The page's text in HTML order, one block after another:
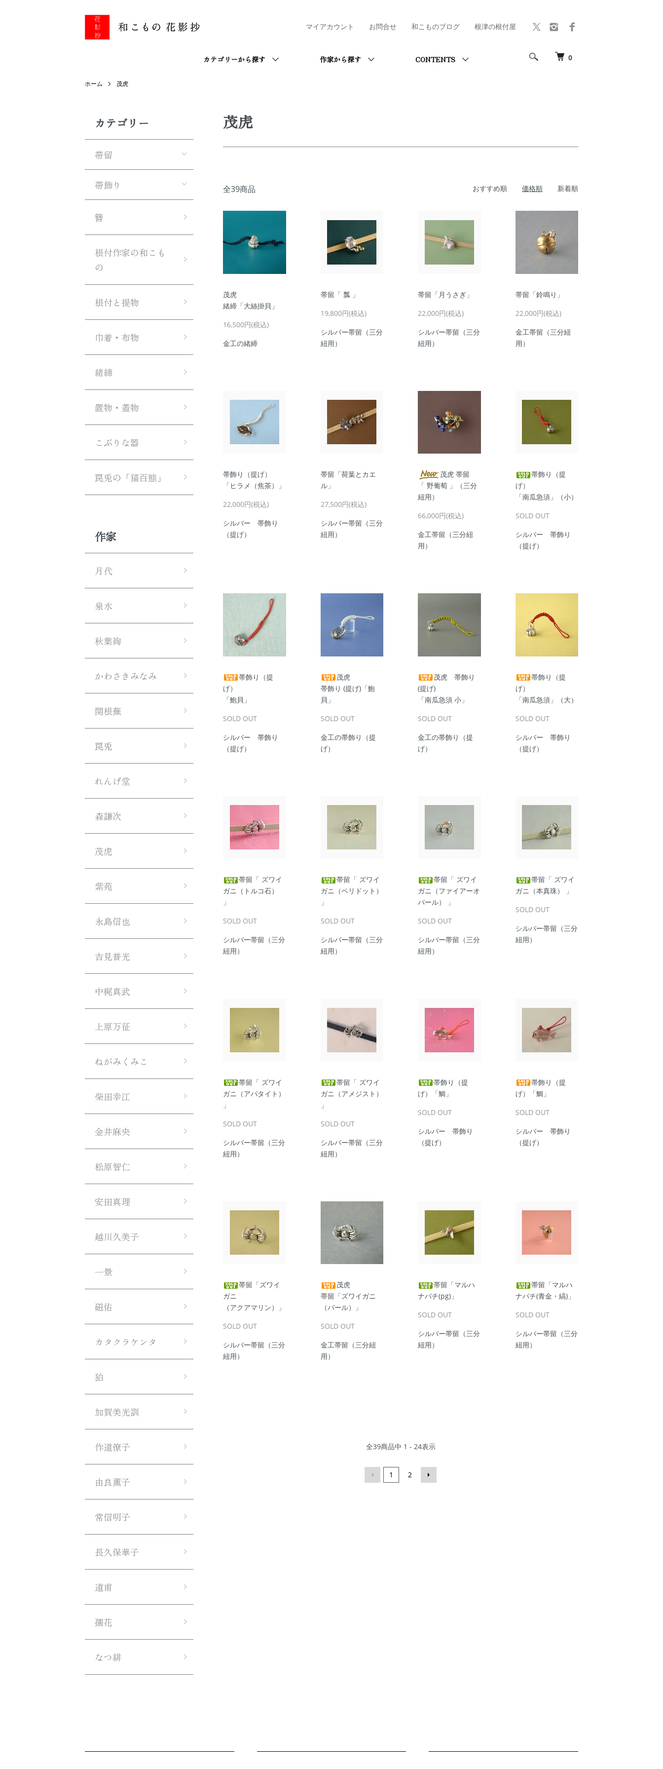
0
カテゴリーから探す 作家から探す CONTENTS
マイアカウント お問合せ 和こものブログ 根津の根付屋
ホーム 茂虎
茂虎
全39商品 おすすめ順 価格順 新着順
茂虎
緒締「大絲掛貝」
16,500円(税込)
金工の緒締
帯留「 瓢 」
19,800円(税込)
シルバー帯留（三分
紐用）
帯留「月うさぎ」
22,000円(税込)
シルバー帯留（三分
紐用）
帯留「鈴鳴り」
22,000円(税込)
金工帯留（三分紐
用）
帯飾り（提げ）
「ヒラメ（焦茶）」
22,000円(税込)
シルバー 帯飾り
（提げ）
帯留「荷葉とカエ
ル」
27,500円(税込)
シルバー帯留（三分
紐用）
茂虎 帯留
「 野葡萄 」（三分
紐用）
66,000円(税込)
金工帯留（三分紐
用）
帯飾り（提
げ）
「南瓜急須」（小）
SOLD OUT
シルバー 帯飾り
（提げ）
帯飾り（提
げ）
「鮑貝」
SOLD OUT
シルバー 帯飾り
（提げ）
茂虎
帯飾り (提げ)「鮑
貝」
SOLD OUT
金工の帯飾り（提
げ）
茂虎 帯飾り
(提げ)
「南瓜急須 小」
SOLD OUT
金工の帯飾り（提
げ）
帯飾り（提
げ）
「南瓜急須」（大）
SOLD OUT
シルバー 帯飾り
（提げ）
帯留「 ズワイ
ガニ（トルコ石）
」
SOLD OUT
シルバー帯留（三分
紐用）
帯留「 ズワイ
ガニ（ペリドット）
」
SOLD OUT
シルバー帯留（三分
紐用）
帯留「 ズワイ
ガニ（ファイアーオ
パール） 」
SOLD OUT
シルバー帯留（三分
紐用）
帯留「 ズワイ
ガニ（本真珠） 」
SOLD OUT
シルバー帯留（三分
紐用）
帯留「 ズワイ
ガニ（アパタイト）
」
SOLD OUT
シルバー帯留（三分
紐用）
帯留「 ズワイ
ガニ（アメジスト）
」
SOLD OUT
シルバー帯留（三分
紐用）
帯飾り（提
げ）「鯛」
SOLD OUT
シルバー 帯飾り
（提げ）
帯飾り（提
げ）「鯛」
SOLD OUT
シルバー 帯飾り
（提げ）
帯留「ズワイ
ガニ
（アクアマリン）」
SOLD OUT
シルバー帯留（三分
紐用）
茂虎
帯留「ズワイガニ
（パール）」
SOLD OUT
金工帯留（三分紐
用）
帯留「マルハ
ナバチ(pg)」
SOLD OUT
シルバー帯留（三分
紐用）
帯留「マルハ
ナバチ(青金・縞)」
SOLD OUT
シルバー帯留（三分
紐用）
全39商品中 1 - 24表示
1 2
カテゴリー
帯留
帯飾り
簪
根付作家の和こも
の
根付と提物
巾着・布物
緒締
置物・蓋物
こぶりな器
罠兎の「猫百態」
作家
月代
泉水
秋葉絢
かわさきみなみ
関根蕪
罠兎
れんげ堂
森謙次
茂虎
紫苑
永島信也
吉見普光
中梶真武
上原万征
ねがみくみこ
柴田幸江
金井麻央
松原智仁
安田真理
越川久美子
一景
磁佑
カタクラケンタ
狛
加賀美光訓
作道僚子
由良薫子
常信明子
長久保華子
道甫
孺花
なつ緋